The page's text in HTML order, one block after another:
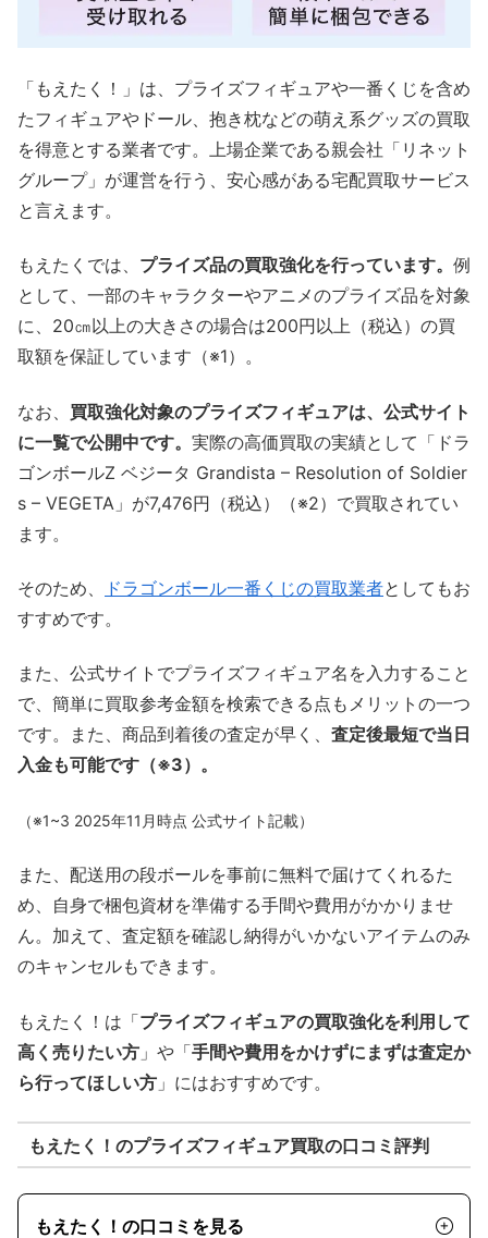
「もえたく！」は、プライズフィギュアや一番くじを含め
たフィギュアやドール、抱き枕などの萌え系グッズの買取
を得意とする業者です。上場企業である親会社「リネット
グループ」が運営を行う、安心感がある宅配買取サービス
と言えます。
もえたくでは、 プライズ品の買取強化を行っています。 例
として、一部のキャラクターやアニメのプライズ品を対象
に、20㎝以上の大きさの場合は200円以上（税込）の買
取額を保証しています（※1）。
なお、 買取強化対象のプライズフィギュアは、公式サイト
に一覧で公開中です。 実際の高価買取の実績として「ドラ
ゴンボールZ ベジータ Grandista – Resolution of Soldier
s – VEGETA」が7,476円（税込）（※2）で買取されてい
ます。
そのため、 ドラゴンボール一番くじの買取業者としてもお
すすめです。
また、公式サイトでプライズフィギュア名を入力すること
で、簡単に買取参考金額を検索できる点もメリットの一つ
です。また、商品到着後の査定が早く、 査定後最短で当日
入金も可能です（※3）。
（※1~3 2025年11月時点 公式サイト記載）
また、配送用の段ボールを事前に無料で届けてくれるた
め、自身で梱包資材を準備する手間や費用がかかりませ
ん。加えて、査定額を確認し納得がいかないアイテムのみ
のキャンセルもできます。
もえたく！は「プライズフィギュアの買取強化を利用して
高く売りたい方 」や「手間や費用をかけずにまずは査定か
ら行ってほしい方 」にはおすすめです。
もえたく！のプライズフィギュア買取の口コミ評判
もえたく！の口コミを見る